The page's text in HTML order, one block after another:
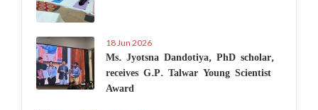
18 Jun 2026
Ms. Jyotsna Dandotiya, PhD scholar,
receives G.P. Talwar Young Scientist
Award